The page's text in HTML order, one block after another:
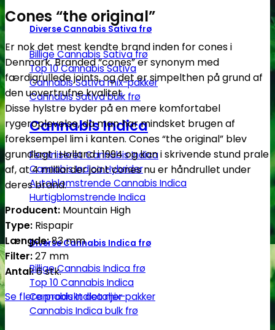
Diverse Cannabis Sativa frø
Billige Cannabis Sativa frø
Top 10 Cannabis Sativa
Cannabis Sativa mix-pakker
Cannabis Sativa bulk frø
Cannabis Indica
Feminiseret Cannabis Indica
Cannabis Indica Hybrider
Autoblomstrende Cannabis Indica
Hurtigblomstrende Indica
Diverse Cannabis Indica frø
Billige Cannabis Indica frø
Top 10 Cannabis Indica
Cannabis Indica mix-pakker
Cannabis Indica bulk frø
stk.
Small
antal
Cones “the original”
Er nok det mest kendte brand inden for cones i
Denmark. Branded “cones” er synonym med
færdigrullede joints, og det er simpelthen på grund af
den uovertrufne kvalitet.
Disse hylstre byder på en mere komfortabel
rygeroplevelse, da man har mindsket brugen af
foreksempel lim i kanten. Cones “the original” blev
grundlagt i Holland i 1994 og kan i skrivende stund prale
af, at 4 milliarder joint cones nu er håndrullet under
deres brand.
Producent: Mountain High
Type: Rispapir
Længde:83 mm
Filter:27 mm
Antal:6 stk.
Se flere produkt detaljer